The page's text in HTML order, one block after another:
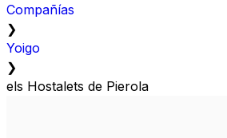
Compañías
❯
Yoigo
❯
els Hostalets de Pierola